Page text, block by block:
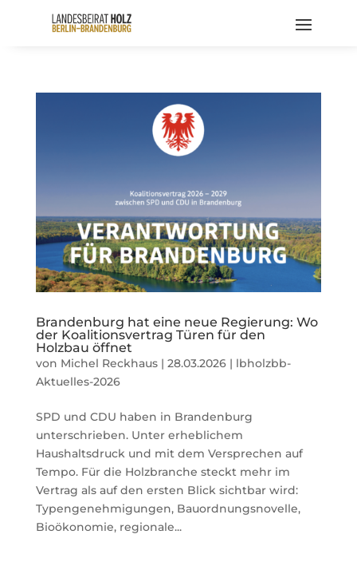
Brandenburg hat eine neue Regierung: Wo
der Koalitionsvertrag Türen für den
Holzbau öffnet
von Michel Reckhaus| 28.03.2026| lbholzbb-
Aktuelles-2026
SPD und CDU haben in Brandenburg
unterschrieben. Unter erheblichem
Haushaltsdruck und mit dem Versprechen auf
Tempo. Für die Holzbranche steckt mehr im
Vertrag als auf den ersten Blick sichtbar wird:
Typengenehmigungen, Bauordnungsnovelle,
Bioökonomie, regionale...